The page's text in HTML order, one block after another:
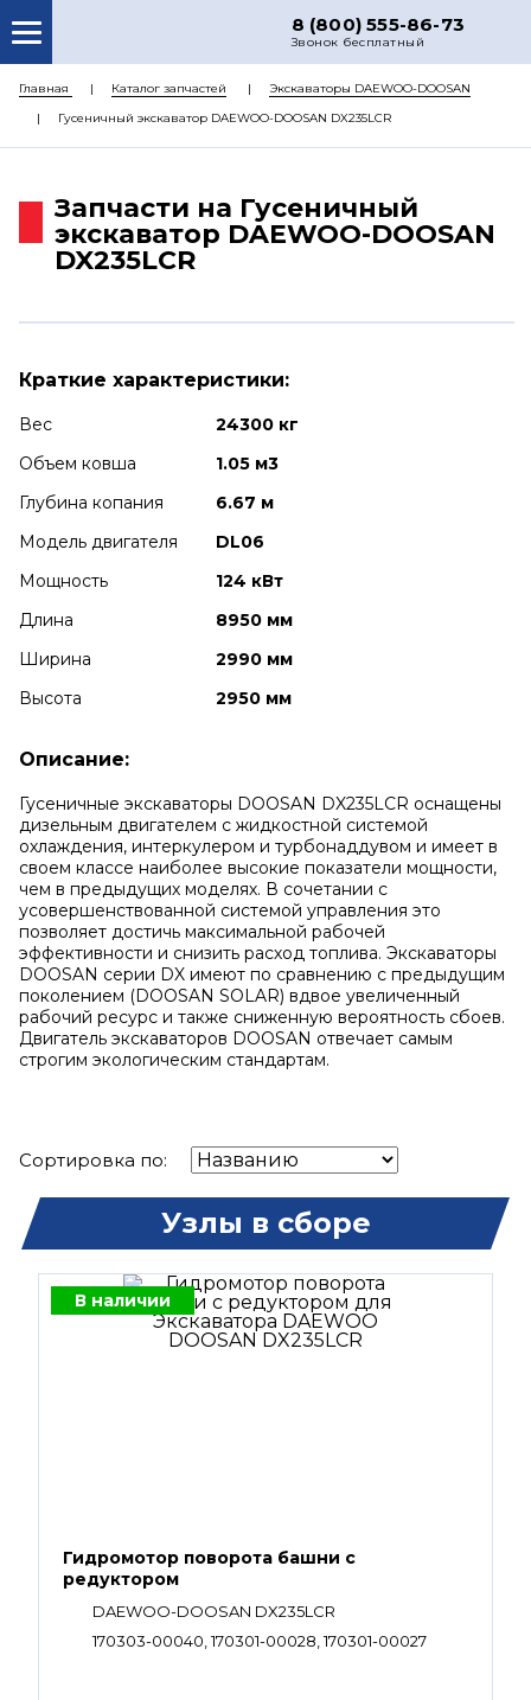
8 (800) 555-86-73
Звонок бесплатный
О НАС
КАТАЛОГ ЗАПЧАСТЕЙ
ДОСТАВКА
Главная Каталог запчастей
Экскаваторы DAEWOO-DOOSAN
Гусеничный экскаватор DAEWOO-DOOSAN DX235LCR
Запчасти на Гусеничный
экскаватор DAEWOO-DOOSAN
DX235LCR
Краткие характеристики:
Вес
24300 кг
Объем ковша
1.05 м3
Глубина копания
6.67 м
Модель двигателя
DL06
Мощность
124 кВт
Длина
8950 мм
Ширина
2990 мм
Высота
2950 мм
Описание:
Гусеничные экскаваторы DOOSAN DX235LCR оснащены
дизельным двигателем с жидкостной системой
охлаждения, интеркулером и турбонаддувом и имеет в
своем классе наиболее высокие показатели мощности,
чем в предыдущих моделях. В сочетании с
усовершенствованной системой управления это
позволяет достичь максимальной рабочей
эффективности и снизить расход топлива. Экскаваторы
DOOSAN серии DX имеют по сравнению с предыдущим
поколением (DOOSAN SOLAR) вдвое увеличенный
рабочий ресурс и также сниженную вероятность сбоев.
Двигатель экскаваторов DOOSAN отвечает самым
строгим экологическим стандартам.
Сортировка по:
Узлы в сборе
В наличии
Гидромотор поворота башни с
редуктором
DAEWOO-DOOSAN DX235LCR
170303-00040, 170301-00028, 170301-00027